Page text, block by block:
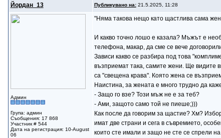
Йордан_13 Публикувано на:21.5.2025, 11:28
Админ
Група: админ
Съобщения: 17 868
Участник # 544
Дата на регистрация: 10-August
06
"Няма такова нещо като щастлива сама
И какво точно лошо е казала? Мъжът е
телефона, макар, да сме се вече
Зависи какво се разбира под това
възприемат така, самите жени. Ще видите
са "свещена крава". Която жена се
Наистина, за жената е много трудно да
- Защо го взе? Този мъж не е за теб?
- Ами, защото само той не пиеше;)))
Как после да говорим за щастие? Хм?
имат две страни и сега в съвремието,
които сте имали и защо не сте се спрели